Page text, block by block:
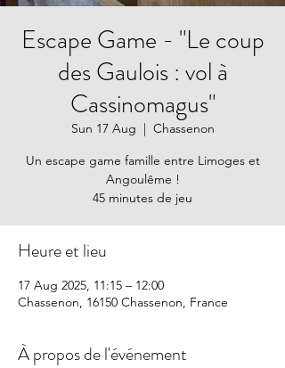
Escape Game - "Le coup
des Gaulois : vol à
Cassinomagus"
Sun 17 Aug
  |
Chassenon
Un escape game famille entre Limoges et
Angoulême !
45 minutes de jeu
Heure et lieu
17 Aug 2025, 11:15 – 12:00
Chassenon, 16150 Chassenon, France
À propos de l'événement